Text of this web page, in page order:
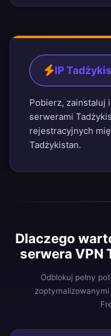
IP
Pobierz, zainstaluj
serwerami
rejestracyjnych
Tadżykistan.
Dlaczego
serwera VPN
Odblokuj pełny